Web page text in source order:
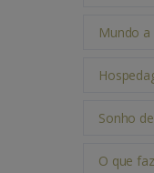
Mundo a
Sonho
O que